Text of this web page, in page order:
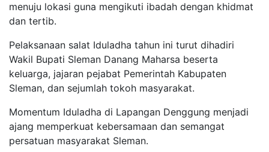
menuju lokasi guna mengikuti ibadah dengan khidmat
dan tertib.
Pelaksanaan salat Iduladha tahun ini turut dihadiri
Wakil Bupati Sleman Danang Maharsa beserta
keluarga, jajaran pejabat Pemerintah Kabupaten
Sleman, dan sejumlah tokoh masyarakat.
Momentum Iduladha di Lapangan Denggung menjadi
ajang memperkuat kebersamaan dan semangat
persatuan masyarakat Sleman.